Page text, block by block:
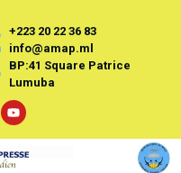
+223 20 22 36 83
info@amap.ml
BP:41 Square Patrice
Lumuba